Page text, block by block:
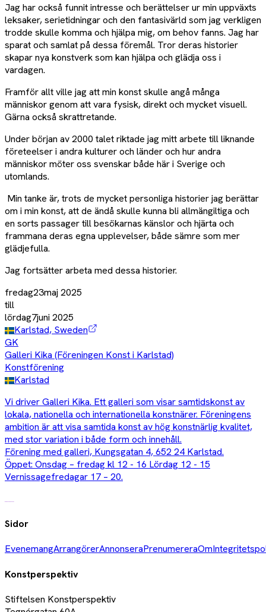
Jag har också funnit intresse och berättelser ur min uppväxts
leksaker, serietidningar och den fantasivärld som jag verkligen
trodde skulle komma och hjälpa mig, om behov fanns. Jag har
sparat och samlat på dessa föremål. Tror deras historier
skapar nya konstverk som kan hjälpa och glädja oss i
vardagen.
Framför allt ville jag att min konst skulle angå många
människor genom att vara fysisk, direkt och mycket visuell.
Gärna också skrattretande.
Under början av 2000 talet riktade jag mitt arbete till liknande
företeelser i andra kulturer och länder och hur andra
människor möter oss svenskar både här i Sverige och
utomlands.
Min tanke är, trots de mycket personliga historier jag berättar
om i min konst, att de ändå skulle kunna bli allmängiltiga och
en sorts passager till besökarnas känslor och hjärta och
frammana deras egna upplevelser, både sämre som mer
glädjefulla.
Jag fortsätter arbeta med dessa historier.
fredag23maj 2025
till
lördag7juni 2025
Karlstad, Sweden
GK
Galleri Kika (Föreningen Konst i Karlstad)
Konstförening
Karlstad
Vi driver Galleri Kika. Ett galleri som visar samtidskonst av
lokala, nationella och internationella konstnärer. Föreningens
ambition är att visa samtida konst av hög konstnärlig kvalitet,
med stor variation i både form och innehåll.
Förening med galleri, Kungsgatan 4, 652 24 Karlstad.
Öppet: Onsdag – fredag kl 12 - 16 Lördag 12 - 15
Vernissagefredagar 17 – 20.
Sidor
EvenemangArrangörerAnnonseraPrenumereraOm
Konstperspektiv
Stiftelsen Konstperspektiv